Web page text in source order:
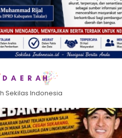
Sekilas Indonesia